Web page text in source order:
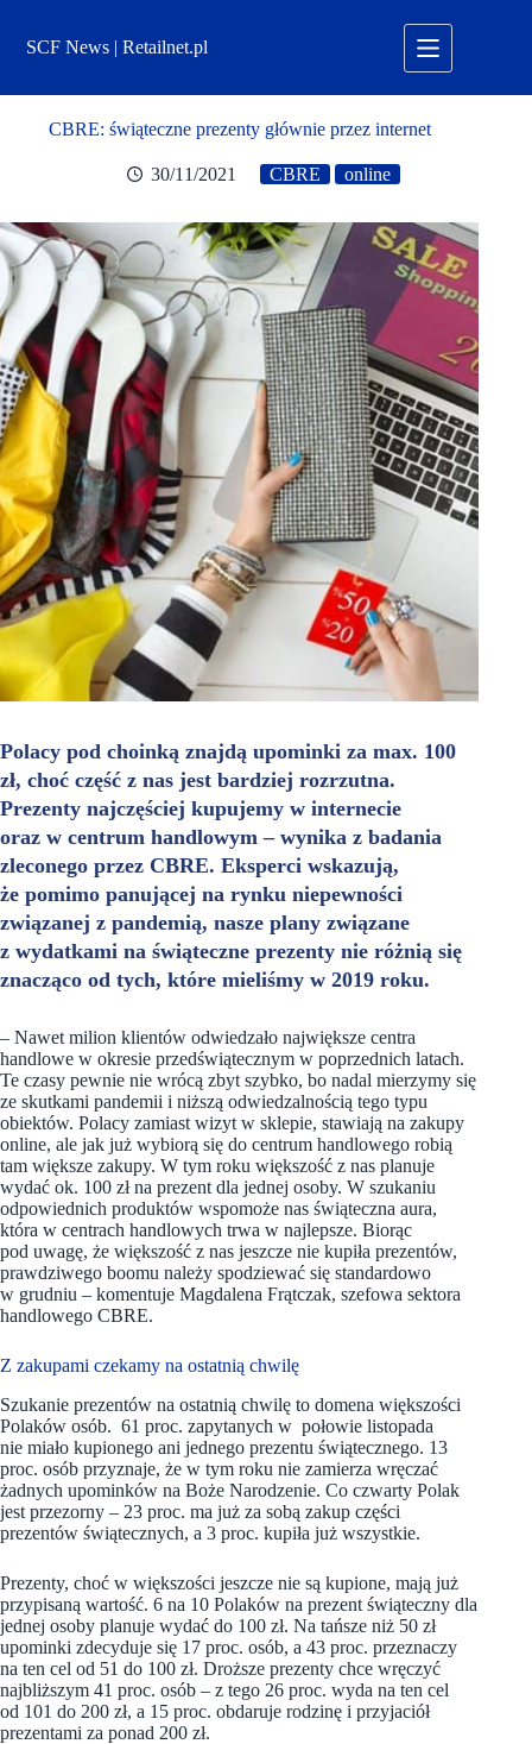
treściSCF News | Retailnet.pl
CBRE: świąteczne prezenty głównie przez internet
30/11/2021 CBRE online
Polacy pod choinką znajdą upominki za max. 100
zł, choć część z nas jest bardziej rozrzutna.
Prezenty najczęściej kupujemy w internecie
oraz w centrum handlowym – wynika z badania
zleconego przez CBRE. Eksperci wskazują,
że pomimo panującej na rynku niepewności
związanej z pandemią, nasze plany związane
z wydatkami na świąteczne prezenty nie różnią się
znacząco od tych, które mieliśmy w 2019 roku.
– Nawet milion klientów odwiedzało największe centra
handlowe w okresie przedświątecznym w poprzednich latach.
Te czasy pewnie nie wrócą zbyt szybko, bo nadal mierzymy się
ze skutkami pandemii i niższą odwiedzalnością tego typu
obiektów. Polacy zamiast wizyt w sklepie, stawiają na zakupy
online, ale jak już wybiorą się do centrum handlowego robią
tam większe zakupy. W tym roku większość z nas planuje
wydać ok. 100 zł na prezent dla jednej osoby. W szukaniu
odpowiednich produktów wspomoże nas świąteczna aura,
która w centrach handlowych trwa w najlepsze. Biorąc
pod uwagę, że większość z nas jeszcze nie kupiła prezentów,
prawdziwego boomu należy spodziewać się standardowo
w grudniu – komentuje Magdalena Frątczak, szefowa sektora
handlowego CBRE.
Z zakupami czekamy na ostatnią chwilę
Szukanie prezentów na ostatnią chwilę to domena większości
Polaków osób. 61 proc. zapytanych w połowie listopada
nie miało kupionego ani jednego prezentu świątecznego. 13
proc. osób przyznaje, że w tym roku nie zamierza wręczać
żadnych upominków na Boże Narodzenie. Co czwarty Polak
jest przezorny – 23 proc. ma już za sobą zakup części
prezentów świątecznych, a 3 proc. kupiła już wszystkie.
Prezenty, choć w większości jeszcze nie są kupione, mają już
przypisaną wartość. 6 na 10 Polaków na prezent świąteczny dla
jednej osoby planuje wydać do 100 zł. Na tańsze niż 50 zł
upominki zdecyduje się 17 proc. osób, a 43 proc. przeznaczy
na ten cel od 51 do 100 zł. Droższe prezenty chce wręczyć
najbliższym 41 proc. osób – z tego 26 proc. wyda na ten cel
od 101 do 200 zł, a 15 proc. obdaruje rodzinę i przyjaciół
prezentami za ponad 200 zł.